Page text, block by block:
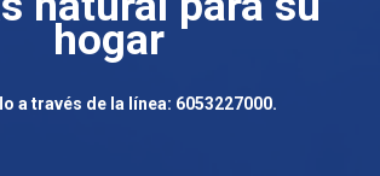
hogar
a través de la línea: 6053227000.